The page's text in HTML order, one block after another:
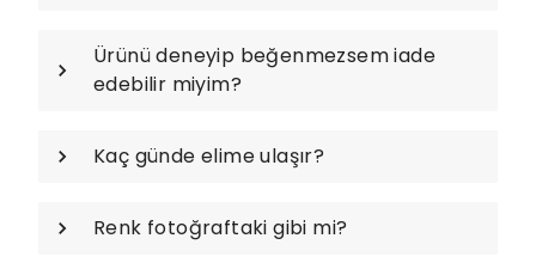
Ürünü deneyip beğenmezsem iade
edebilir miyim?
Kaç günde elime ulaşır?
Renk fotoğraftaki gibi mi?